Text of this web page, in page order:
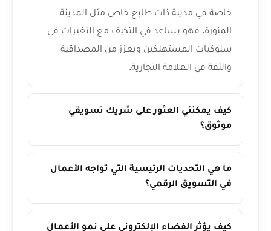
خاصة في مدينة ذات طابع خاص مثل المدينة
المنورة. فهو يساعد في التكيف مع التغيرات في
سلوكيات المستهلكين ويعزز من المصداقية
والثقة في العلامة التجارية.
كيف يمكنني العثور على شريك تسويقي
موثوق؟
ما هي التحديات الرئيسية التي تواجه الأعمال
في التسويق الرقمي؟
كيف يؤثر الفضاء الإلكتروني على نمو الأعمال